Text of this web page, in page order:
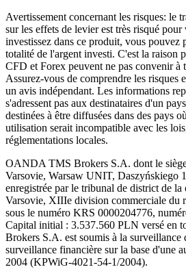
Avertissement concernant les risques: le
sur les effets de levier est très risqué
investissez dans ce produit, vous pouvez
totalité de l'argent investi. C'est la raison
CFD et Forex peuvent ne pas convenir à
Assurez-vous de comprendre les risques
un avis indépendant. Les informations
s'adressent pas aux destinataires d'un
destinées à être diffusées dans des pays
utilisation serait incompatible avec les
réglementations locales.
OANDA TMS Brokers S.A. dont le
Varsovie, Warsaw UNIT, Daszyńskiego
enregistrée par le tribunal de district de la
Varsovie, XIIIe division commerciale du
sous le numéro KRS 0000204776,
Capital initial : 3.537.560 PLN versé en
Brokers S.A. est soumis à la
surveillance financière sur la base d'une
2004 (KPWiG-4021-54-1/2004).